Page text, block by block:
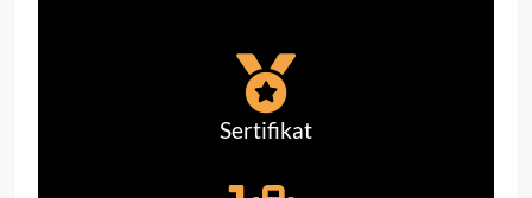
Sertifikat